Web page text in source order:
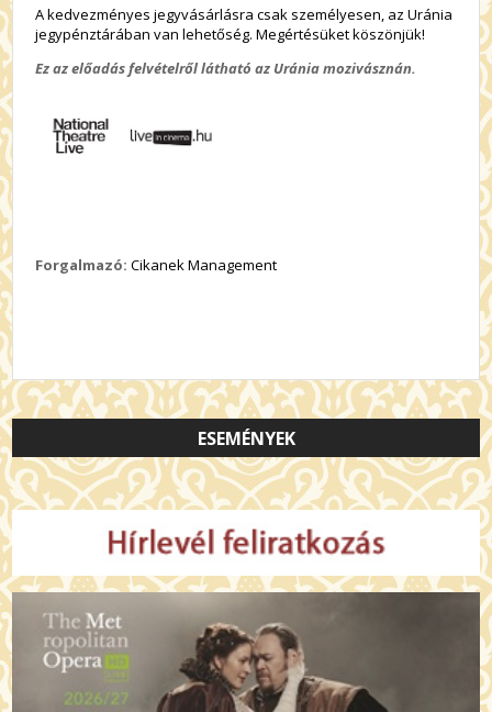
A kedvezményes jegyvásárlásra csak személyesen, az Uránia
jegypénztárában van lehetőség. Megértésüket köszönjük!
Ez az előadás felvételről látható az Uránia mozivásznán.
Forgalmazó: Cikanek Management
ESEMÉNYEK